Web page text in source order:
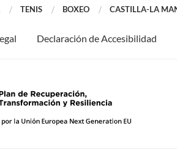
TENIS BOXEO CASTILLA-LA
Declaración de Accesibilidad